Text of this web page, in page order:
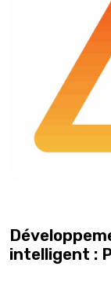
intelligent :